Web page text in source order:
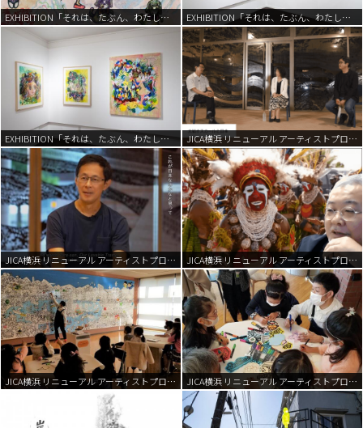
EXHIBITION「それは、たぶん、わたし。」 | 2022 EXHIBITION「それは、たぶん、わたし。」 | 2022
EXHIBITION「それは、たぶん、わたし。」 | 2022 JICA横浜 リニューアル アーティストプログラム | 2021
JICA横浜 リニューアル アーティストプログラム | 2021 JICA横浜 リニューアル アーティストプログラム | 2021
JICA横浜 リニューアル アーティストプログラム | 2021 JICA横浜 リニューアル アーティストプログラム | 2021